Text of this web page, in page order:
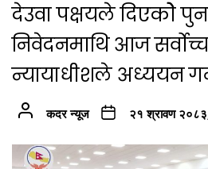
देउवा पक्षयले दिएकोे
निवेदनमाथि आज
न्यायाधीशले अध्ययन
कदर न्यूज २१ श्रावण २०८३,